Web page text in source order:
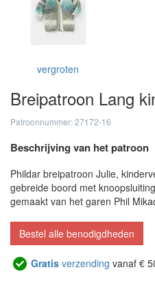
vergroten
Breipatroon Lang
Patroonnummer: 27172-16
Beschrijving van het patroon
Phildar breipatroon Julie,
gebreide boord met
gemaakt van het garen Phil
Bestel alle benodigdheden
Gratis verzending vanaf €